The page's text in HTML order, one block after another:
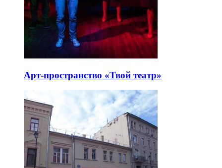
Арт-пространство «Твой театр»